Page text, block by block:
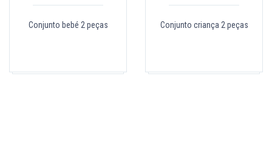
Conjunto bebé 2 peças Conjunto criança 2 peças